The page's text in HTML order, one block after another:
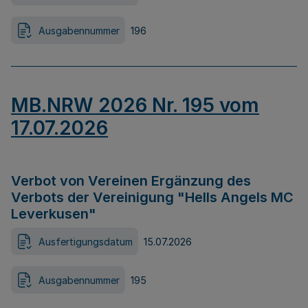
Ausgabennummer 196
MB.NRW 2026 Nr. 195 vom
17.07.2026
Verbot von Vereinen Ergänzung des
Verbots der Vereinigung "Hells Angels MC
Leverkusen"
Ausfertigungsdatum 15.07.2026
Ausgabennummer 195